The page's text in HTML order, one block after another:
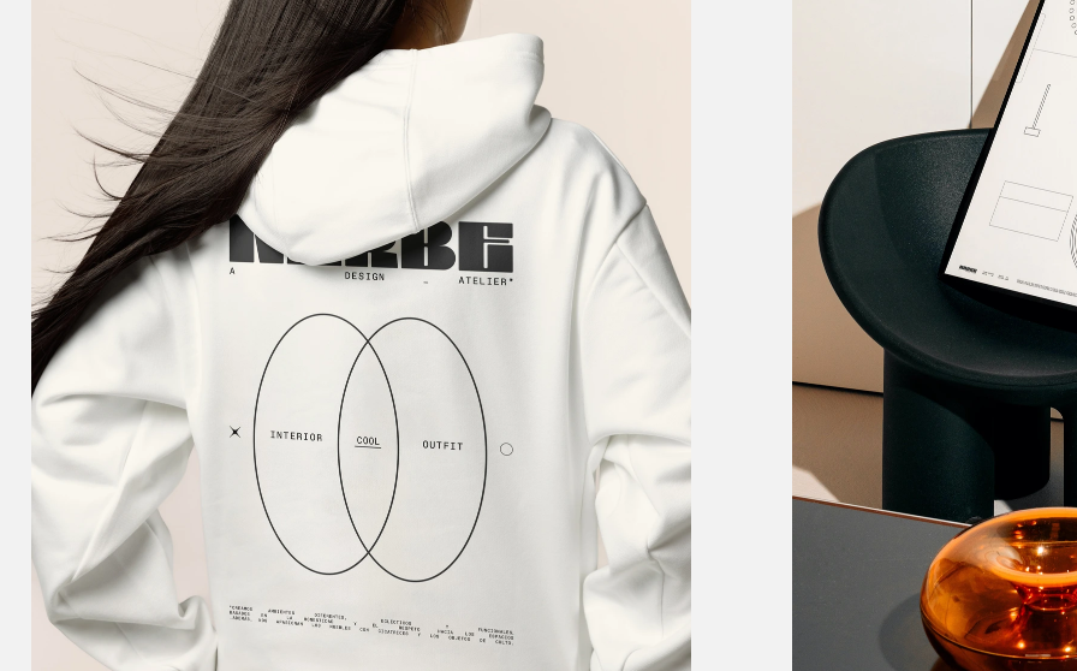
AVÍSAME DE DISPONIBILIDAD AVÍSAME DE DISPONIBILIDAD